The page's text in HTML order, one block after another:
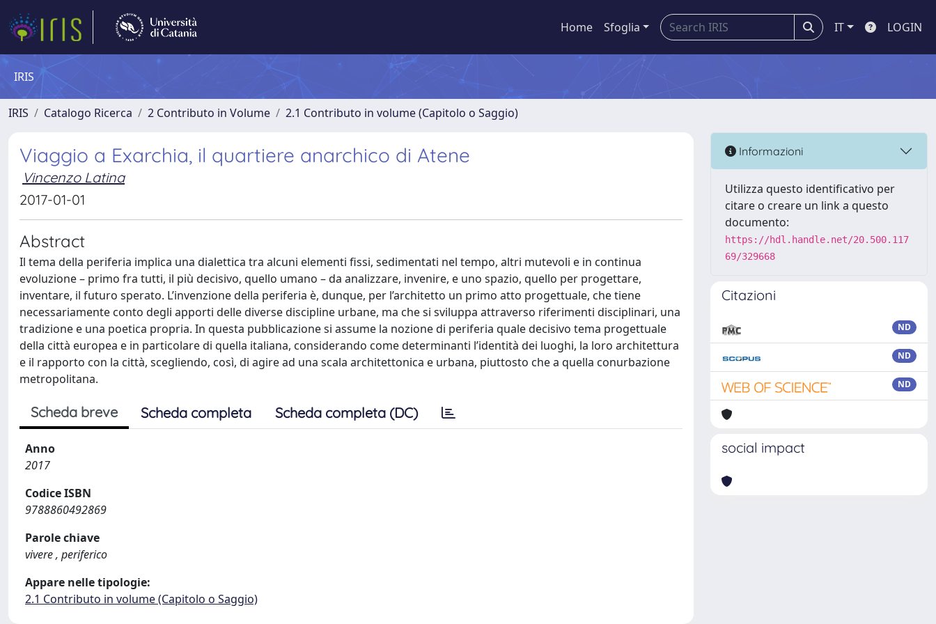
Home Sfoglia IT LOGIN
IRIS
IRIS Catalogo Ricerca 2 Contributo in Volume 2.1 Contributo in volume (Capitolo o Saggio)
Viaggio a Exarchia, il quartiere anarchico di Atene
Vincenzo Latina
2017-01-01
Abstract
Il tema della periferia implica una dialettica tra alcuni elementi fissi, sedimentati nel tempo, altri mutevoli e in continua
evoluzione – primo fra tutti, il più decisivo, quello umano – da analizzare, invenire, e uno spazio, quello per progettare,
inventare, il futuro sperato. L’invenzione della periferia è, dunque, per l’architetto un primo atto progettuale, che tiene
necessariamente conto degli apporti delle diverse discipline urbane, ma che si sviluppa attraverso riferimenti disciplinari, una
tradizione e una poetica propria. In questa pubblicazione si assume la nozione di periferia quale decisivo tema progettuale
della città europea e in particolare di quella italiana, considerando come determinanti l’identità dei luoghi, la loro architettura
e il rapporto con la città, scegliendo, così, di agire ad una scala architettonica e urbana, piuttosto che a quella conurbazione
metropolitana.
Scheda breve Scheda completa Scheda completa (DC)
Anno
2017
Codice ISBN
9788860492869
Parole chiave
vivere , periferico
Appare nelle tipologie:
2.1 Contributo in volume (Capitolo o Saggio)
Informazioni
Utilizza questo identificativo per
citare o creare un link a questo
documento:
https://hdl.handle.net/20.500.117
69/329668
Citazioni
ND
ND
ND
social impact